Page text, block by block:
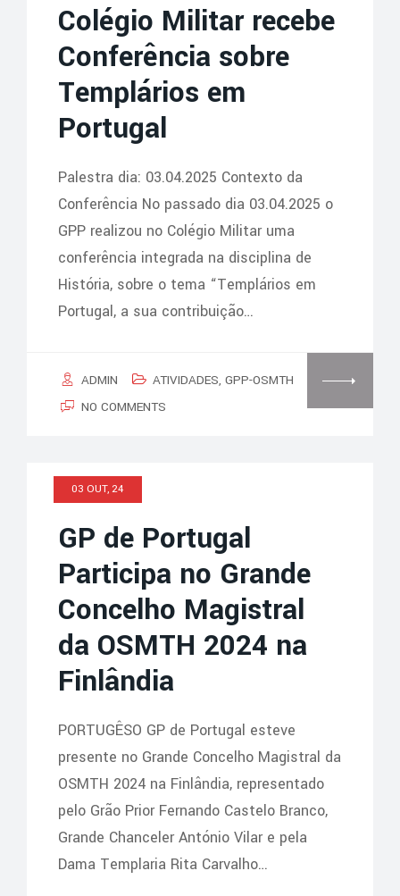
Colégio Militar recebe
Conferência sobre
Templários em
Portugal
Palestra dia: 03.04.2025 Contexto da
Conferência No passado dia 03.04.2025 o
GPP realizou no Colégio Militar uma
conferência integrada na disciplina de
História, sobre o tema “Templários em
Portugal, a sua contribuição…
ADMIN ATIVIDADES, GPP-OSMTH
NO COMMENTS
03 OUT, 24
GP de Portugal
Participa no Grande
Concelho Magistral
da OSMTH 2024 na
Finlândia
PORTUGÊSO GP de Portugal esteve
presente no Grande Concelho Magistral da
OSMTH 2024 na Finlândia, representado
pelo Grão Prior Fernando Castelo Branco,
Grande Chanceler António Vilar e pela
Dama Templaria Rita Carvalho…